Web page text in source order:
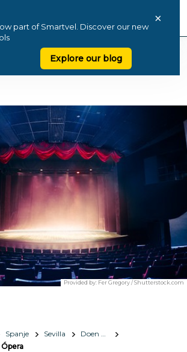
part of Smartvel. Discover our new
Explore our blog
×
Provided by: Fer Gregory / Shutterstock.com
Spanje Sevilla
Doen & zien